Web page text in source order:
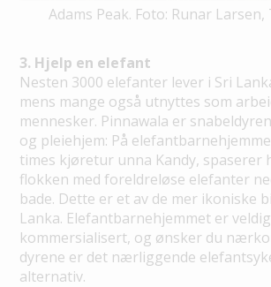
Adams Peak. Foto: Runar
3. Hjelp en elefant
Nesten 3000 elefanter lever i Sri
mens mange også utnyttes som
mennesker. Pinnawala er
og pleiehjem: På
times kjøretur unna Kandy, spaserer
flokken med foreldreløse elefanter
bade. Dette er et av de mer ikoniske
Lanka. Elefantbarnehjemmet er veldig
kommersialisert, og ønsker du
dyrene er det nærliggende
alternativ.